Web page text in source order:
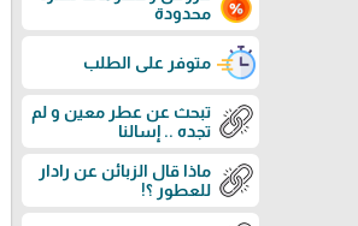
محدودة
متوفر على الطلب
تبحث عن عطر معين و لم
تجده .. إسالنا
ماذا قال الزبائن عن رادار
للعطور ؟!